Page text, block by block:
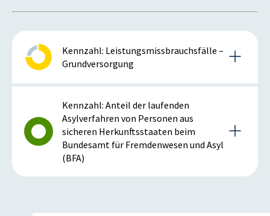
Kennzahl: Leistungsmissbrauchsfälle –
Grundversorgung
Details zur Kennzahl
2016
Anmerkung: positiv bei sinkender Kennzahl
Kennzahl: Anteil der laufenden
Asylverfahren von Personen aus
sicheren Herkunftsstaaten beim
Bundesamt für Fremdenwesen und Asyl
(BFA)